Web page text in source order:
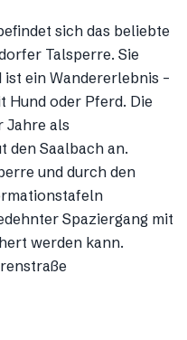
sich das beliebte
Talsperre. Sie
ist ein Wandererlebnis –
Hund oder Pferd. Die
Jahre als
den Saalbach an.
und durch den
Spaziergang mit
werden kann.